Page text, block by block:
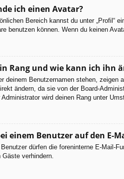
ich einen Avatar?
Bereich kannst du unter „Profil“
benutzen können. Wenn du keinen
Rang und wie kann ich ihn
deinem Benutzernamen stehen,
ändern, da sie von der Board-
Administrator wird deinen Rang unter
einem Benutzer auf den E-
Benutzer dürfen die foreninterne E-Mail-
verhindern.